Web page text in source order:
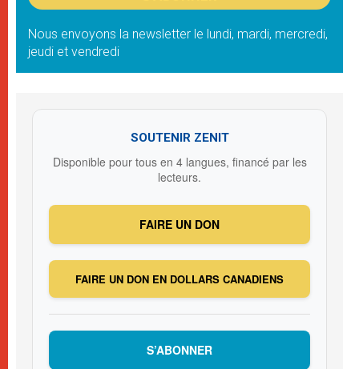
Nous envoyons la newsletter le lundi, mardi, mercredi,
jeudi et vendredi
SOUTENIR ZENIT
Disponible pour tous en 4 langues, financé par les
lecteurs.
FAIRE UN DON
FAIRE UN DON EN DOLLARS CANADIENS
S’ABONNER